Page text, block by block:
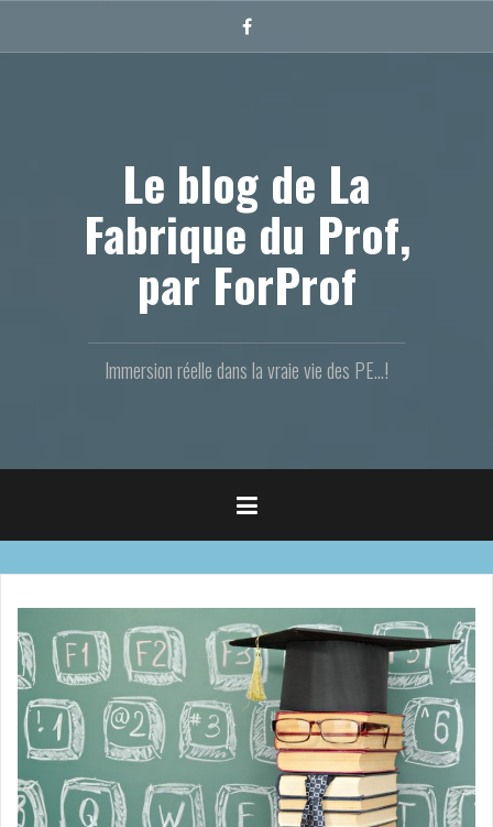
contenu
Facebook
Le blog de La
Fabrique du Prof,
par ForProf
Immersion réelle dans la vraie vie des PE...!